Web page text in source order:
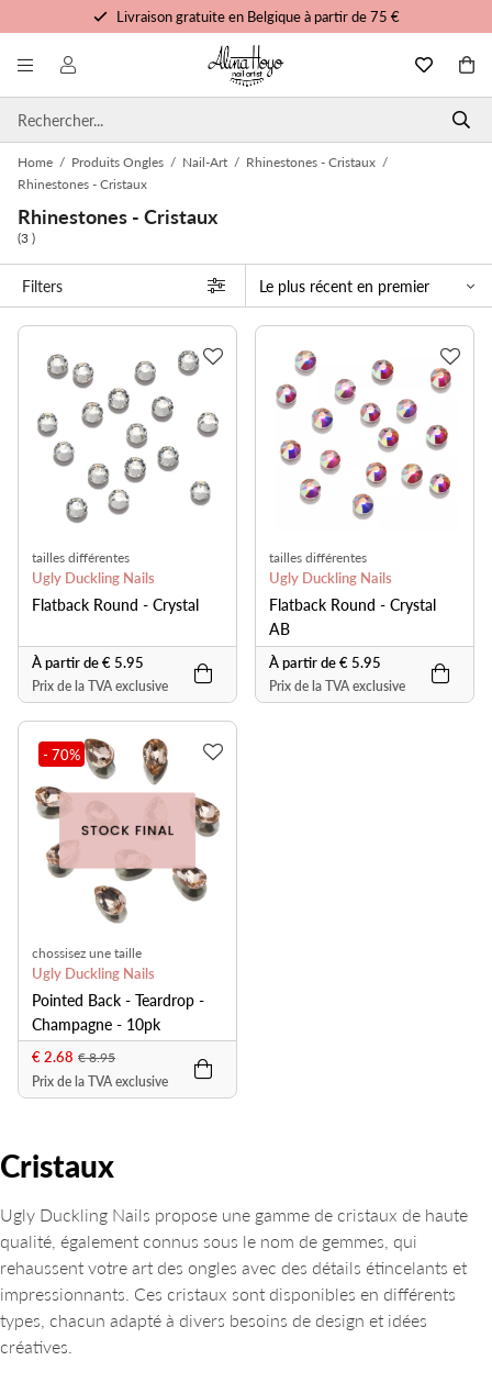
Livraison gratuite en Belgique à partir de 75 €
Formation et tutoriels gratuits
Commandé avant 15h00, expédié aujourd'hui
Home / Produits Ongles / Nail-Art / Rhinestones - Cristaux /
Rhinestones - Cristaux
Rhinestones - Cristaux
(3 )
Filters
tailles différentes
Ugly Duckling Nails
Flatback Round - Crystal
À partir de € 5.95
Prix de la TVA exclusive
tailles différentes
Ugly Duckling Nails
Flatback Round - Crystal
AB
À partir de € 5.95
Prix de la TVA exclusive
- 70%
chossisez une taille
Ugly Duckling Nails
Pointed Back - Teardrop -
Champagne - 10pk
€ 2.68 € 8.95
Prix de la TVA exclusive
Cristaux
Ugly Duckling Nails propose une gamme de cristaux de haute
qualité, également connus sous le nom de gemmes, qui
rehaussent votre art des ongles avec des détails étincelants et
impressionnants. Ces cristaux sont disponibles en différents
types, chacun adapté à divers besoins de design et idées
créatives.